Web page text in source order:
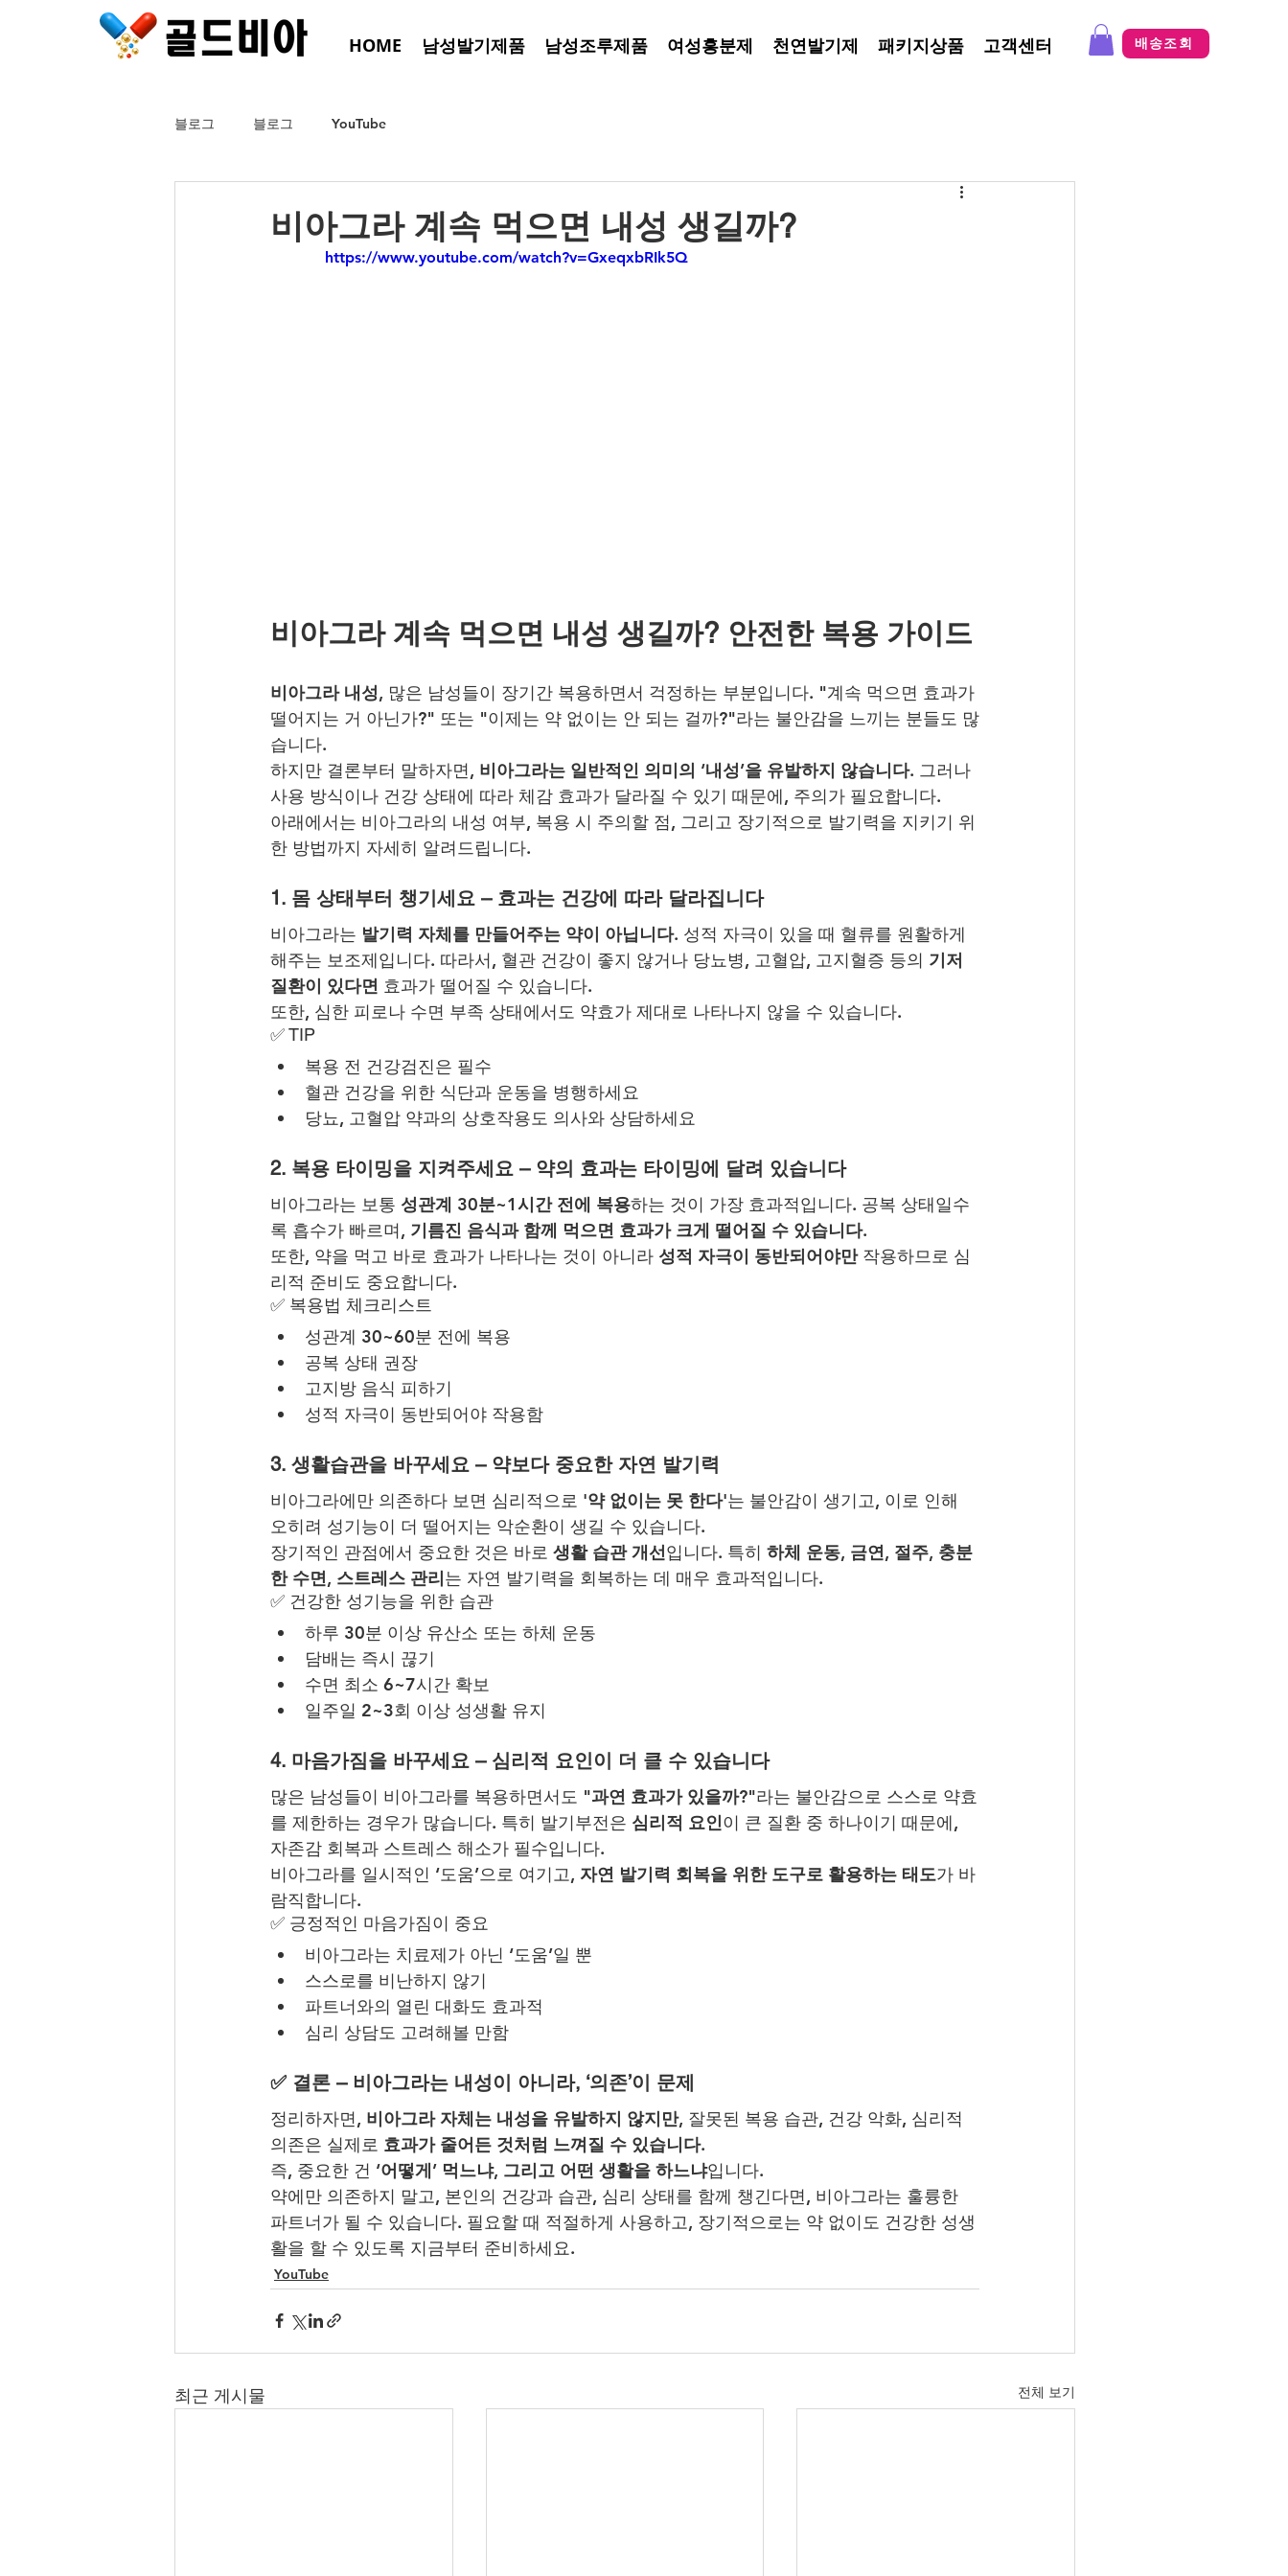
HOME 남성발기제품 남성조루제품 여성흥분제 천연발기제 패키지상품 고객센터 배송조회
블로그 블로그 YouTube
비아그라 계속 먹으면 내성 생길까?
https://www.youtube.com/watch?v=GxeqxbRIk5Q
비아그라 계속 먹으면 내성 생길까? 안전한 복용 가이드
비아그라 내성, 많은 남성들이 장기간 복용하면서 걱정하는 부분입니다. "계속 먹으면 효과가
떨어지는 거 아닌가?" 또는 "이제는 약 없이는 안 되는 걸까?"라는 불안감을 느끼는 분들도 많
습니다.
하지만 결론부터 말하자면, 비아그라는 일반적인 의미의 ‘내성’을 유발하지 않습니다. 그러나
사용 방식이나 건강 상태에 따라 체감 효과가 달라질 수 있기 때문에, 주의가 필요합니다.
아래에서는 비아그라의 내성 여부, 복용 시 주의할 점, 그리고 장기적으로 발기력을 지키기 위
한 방법까지 자세히 알려드립니다.
1. 몸 상태부터 챙기세요 – 효과는 건강에 따라 달라집니다
비아그라는 발기력 자체를 만들어주는 약이 아닙니다. 성적 자극이 있을 때 혈류를 원활하게
해주는 보조제입니다. 따라서, 혈관 건강이 좋지 않거나 당뇨병, 고혈압, 고지혈증 등의 기저
질환이 있다면 효과가 떨어질 수 있습니다.
또한, 심한 피로나 수면 부족 상태에서도 약효가 제대로 나타나지 않을 수 있습니다.
✅ TIP
복용 전 건강검진은 필수
혈관 건강을 위한 식단과 운동을 병행하세요
당뇨, 고혈압 약과의 상호작용도 의사와 상담하세요
2. 복용 타이밍을 지켜주세요 – 약의 효과는 타이밍에 달려 있습니다
비아그라는 보통 성관계 30분~1시간 전에 복용하는 것이 가장 효과적입니다. 공복 상태일수
록 흡수가 빠르며, 기름진 음식과 함께 먹으면 효과가 크게 떨어질 수 있습니다.
또한, 약을 먹고 바로 효과가 나타나는 것이 아니라 성적 자극이 동반되어야만 작용하므로 심
리적 준비도 중요합니다.
✅ 복용법 체크리스트
성관계 30~60분 전에 복용
공복 상태 권장
고지방 음식 피하기
성적 자극이 동반되어야 작용함
3. 생활습관을 바꾸세요 – 약보다 중요한 자연 발기력
비아그라에만 의존하다 보면 심리적으로 '약 없이는 못 한다'는 불안감이 생기고, 이로 인해
오히려 성기능이 더 떨어지는 악순환이 생길 수 있습니다.
장기적인 관점에서 중요한 것은 바로 생활 습관 개선입니다. 특히 하체 운동, 금연, 절주, 충분
한 수면, 스트레스 관리는 자연 발기력을 회복하는 데 매우 효과적입니다.
✅ 건강한 성기능을 위한 습관
하루 30분 이상 유산소 또는 하체 운동
담배는 즉시 끊기
수면 최소 6~7시간 확보
일주일 2~3회 이상 성생활 유지
4. 마음가짐을 바꾸세요 – 심리적 요인이 더 클 수 있습니다
많은 남성들이 비아그라를 복용하면서도 "과연 효과가 있을까?"라는 불안감으로 스스로 약효
를 제한하는 경우가 많습니다. 특히 발기부전은 심리적 요인이 큰 질환 중 하나이기 때문에,
자존감 회복과 스트레스 해소가 필수입니다.
비아그라를 일시적인 ‘도움’으로 여기고, 자연 발기력 회복을 위한 도구로 활용하는 태도가 바
람직합니다.
✅ 긍정적인 마음가짐이 중요
비아그라는 치료제가 아닌 ‘도움’일 뿐
스스로를 비난하지 않기
파트너와의 열린 대화도 효과적
심리 상담도 고려해볼 만함
✅ 결론 – 비아그라는 내성이 아니라, ‘의존’이 문제
정리하자면, 비아그라 자체는 내성을 유발하지 않지만, 잘못된 복용 습관, 건강 악화, 심리적
의존은 실제로 효과가 줄어든 것처럼 느껴질 수 있습니다.
즉, 중요한 건 ‘어떻게’ 먹느냐, 그리고 어떤 생활을 하느냐입니다.
약에만 의존하지 말고, 본인의 건강과 습관, 심리 상태를 함께 챙긴다면, 비아그라는 훌륭한
파트너가 될 수 있습니다. 필요할 때 적절하게 사용하고, 장기적으로는 약 없이도 건강한 성생
활을 할 수 있도록 지금부터 준비하세요.
YouTube
최근 게시물 전체 보기